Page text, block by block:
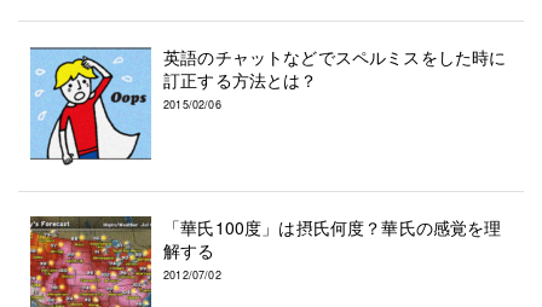
英語のチャットなどでスペルミスをした時に
訂正する方法とは？
2015/02/06
「華氏100度」は摂氏何度？華氏の感覚を理
解する
2012/07/02